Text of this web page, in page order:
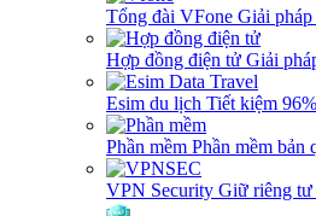
Tổng đài VFone Giải
Hợp đồng điện tử Giải
Esim du lịch Tiết kiệm
Phần mềm Phần mềm bản
VPN Security Giữ riêng tư